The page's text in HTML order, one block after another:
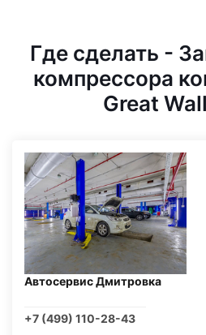
Где сделать -
компрессора
Great
Автосервис Дмитровка
+7 (499) 110-28-43